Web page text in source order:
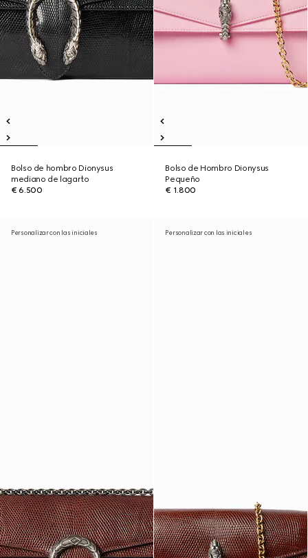
Bolso de hombro Dionysus
mediano de lagarto
€ 6.500
Bolso de Hombro Dionysus
Pequeño
€ 1.800
Personalizar con las iniciales Personalizar con las iniciales